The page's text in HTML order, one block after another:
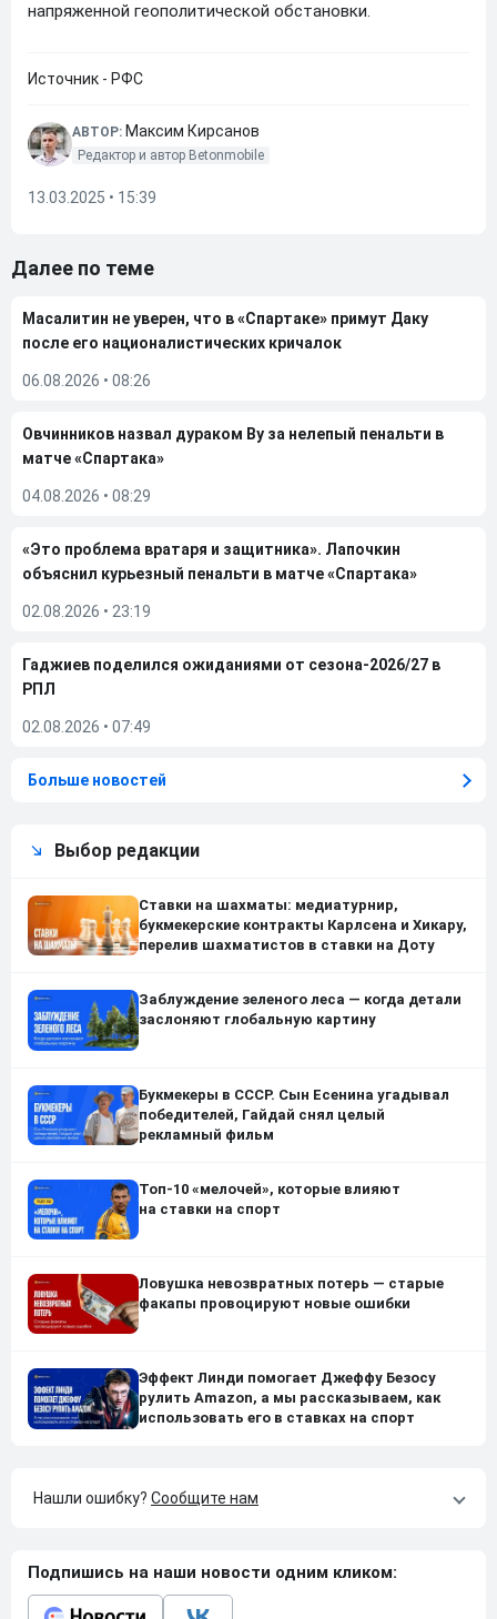
напряженной геополитической обстановки.
Источник - РФС
АВТОР: Максим Кирсанов
Редактор и автор Betonmobile
13.03.2025 • 15:39
Далее по теме
Масалитин не уверен, что в «Спартаке» примут Даку
после его националистических кричалок
06.08.2026 • 08:26
Овчинников назвал дураком Ву за нелепый пенальти в
матче «Спартака»
04.08.2026 • 08:29
«Это проблема вратаря и защитника». Лапочкин
объяснил курьезный пенальти в матче «Спартака»
02.08.2026 • 23:19
Гаджиев поделился ожиданиями от сезона-2026/27 в
РПЛ
02.08.2026 • 07:49
Больше новостей
Выбор редакции
Ставки на шахматы: медиатурнир,
букмекерские контракты Карлсена и Хикару,
перелив шахматистов в ставки на Доту
Заблуждение зеленого леса — когда детали
заслоняют глобальную картину
Букмекеры в СССР. Сын Есенина угадывал
победителей, Гайдай снял целый
рекламный фильм
Топ-10 «мелочей», которые влияют
на ставки на спорт
Ловушка невозвратных потерь — старые
факапы провоцируют новые ошибки
Эффект Линди помогает Джеффу Безосу
рулить Amazon, а мы рассказываем, как
использовать его в ставках на спорт
Нашли ошибку? Сообщите нам
Подпишись на наши новости одним кликом: